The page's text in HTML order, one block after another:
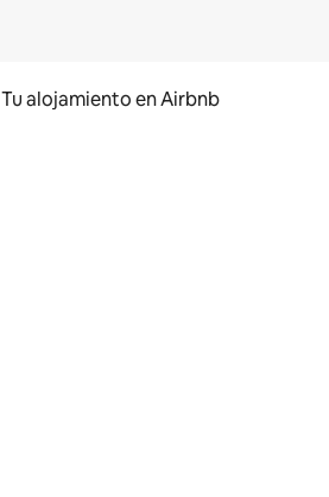
Tu alojamiento en Airbnb